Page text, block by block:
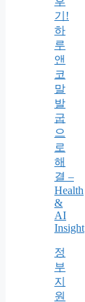
기!
하
루
앤
코
말
발
굽
으
로
해
결 –
Health
&
AI
Insight
정
부
지
원